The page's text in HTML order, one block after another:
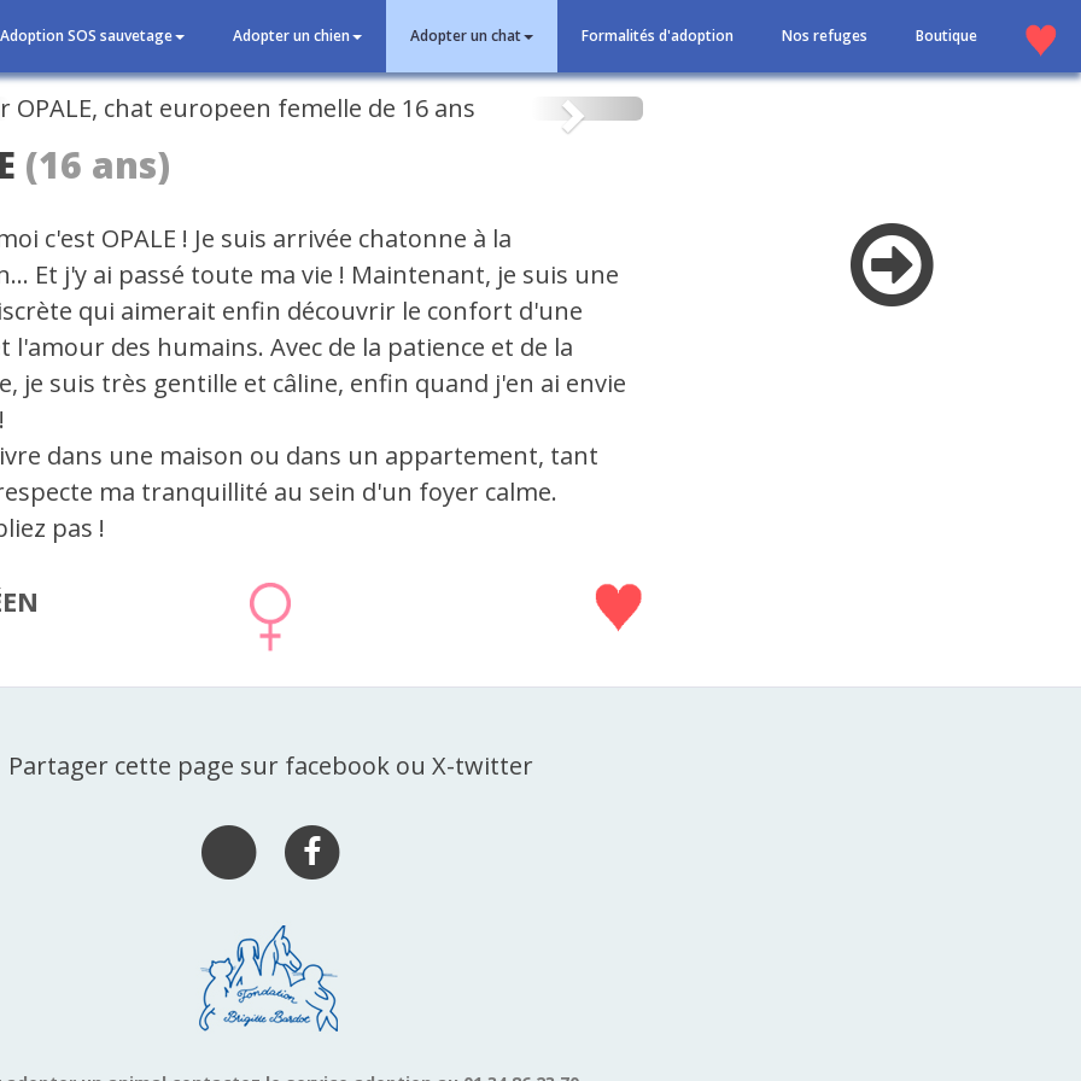
Adoption SOS sauvetage Adopter un chien Adopter un chat Formalités d'adoption Nos refuges Boutique
Suivant
(16 ans)
c'est OPALE ! Je suis arrivée chatonne à la
Et j'y ai passé toute ma vie ! Maintenant, je suis une
qui aimerait enfin découvrir le confort d'une
l'amour des humains. Avec de la patience et de la
je suis très gentille et câline, enfin quand j'en ai envie
dans une maison ou dans un appartement, tant
ma tranquillité au sein d'un foyer calme.
pas !
Partager cette page sur facebook ou X-twitter